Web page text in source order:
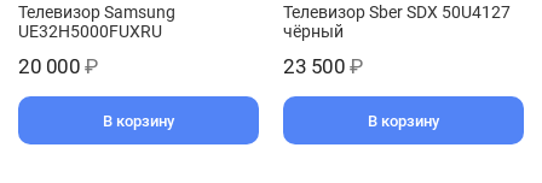
Телевизор Samsung
UE32H5000FUXRU
20 000 ₽
В корзину
Телевизор Sber SDX 50U4127
чёрный
23 500 ₽
В корзину